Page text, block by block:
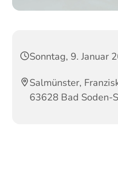
Sonntag, 9. Januar
Salmünster,
63628 Bad Soden-